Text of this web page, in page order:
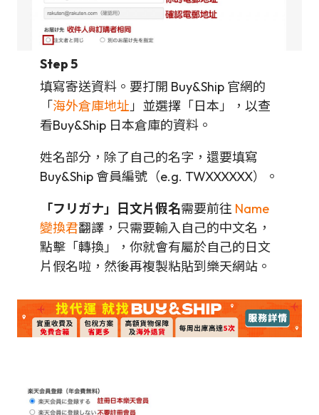
Step 5
填寫寄送資料。要打開 Buy&Ship 官網的
「海外倉庫地址」並選擇「日本」，以查
看Buy&Ship 日本倉庫的資料。
姓名部分，除了自己的名字，還要填寫
Buy&Ship 會員編號（e.g. TWXXXXXX）。
「フリガナ」日文片假名需要前往 Name
變換君翻譯，只需要輸入自己的中文名，
點擊「轉換」，你就會有屬於自己的日文
片假名啦，然後再複製粘貼到樂天網站。